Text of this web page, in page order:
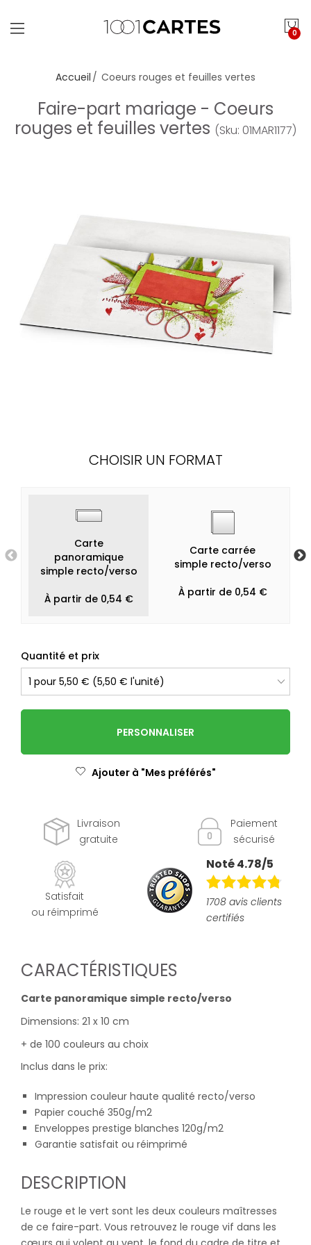
0
Accueil Coeurs rouges et feuilles vertes
Faire-part mariage - Coeurs
rouges et feuilles vertes (Sku: 01MAR1177)
CHOISIR UN FORMAT
Carte
panoramique
simple recto/verso
À partir de 0,54 €
Carte carrée
simple recto/verso
À partir de 0,54 €
Quantité et prix
PERSONNALISER
Ajouter à "Mes préférés"
Livraison
gratuite
Paiement
sécurisé
Satisfait
ou réimprimé
Noté 4.78/5
1708 avis clients
certifiés
CARACTÉRISTIQUES
Carte panoramique simple recto/verso
Dimensions: 21 x 10 cm
+ de 100 couleurs au choix
Inclus dans le prix:
Impression couleur haute qualité recto/verso
Papier couché 350g/m2
Enveloppes prestige blanches 120g/m2
Garantie satisfait ou réimprimé
DESCRIPTION
Le rouge et le vert sont les deux couleurs maîtresses
de ce faire-part. Vous retrouvez le rouge vif dans les